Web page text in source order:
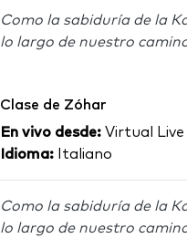
Como la sabiduría de la
lo largo de nuestro
Clase de Zóhar
En vivo desde: Virtual
Idioma: Italiano
Como la sabiduría de la
lo largo de nuestro